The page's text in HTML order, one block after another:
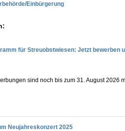
Einbürgerung
für Streuobstwiesen: Jetzt bewerben
sind noch bis zum 31. August 2026
Neujahreskonzert 2025